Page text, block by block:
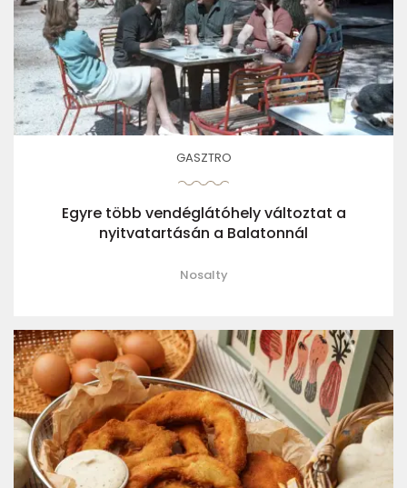
GASZTRO
Egyre több vendéglátóhely változtat a
nyitvatartásán a Balatonnál
Nosalty